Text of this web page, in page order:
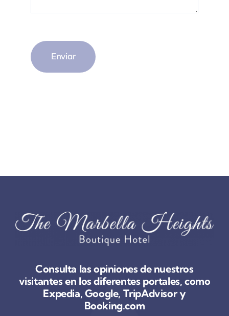
Enviar
Consulta las opiniones de nuestros
visitantes en los diferentes portales, como
Expedia, Google, TripAdvisor y
Booking.com